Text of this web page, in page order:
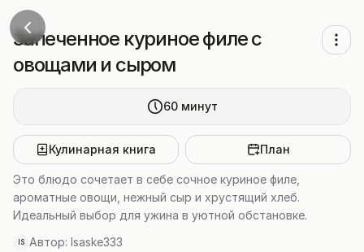
Запеченное куриное филе с
овощами и сыром
60 минут
Кулинарная книга План
Это блюдо сочетает в себе сочное куриное филе,
ароматные овощи, нежный сыр и хрустящий хлеб.
Идеальный выбор для ужина в уютной обстановке.
IS Автор: Isaske333